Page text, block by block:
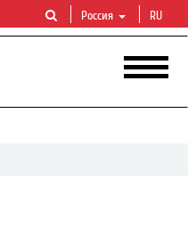
Россия RU